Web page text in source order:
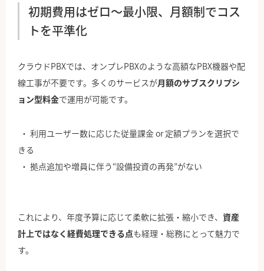
初期費用はゼロ〜最小限、月額制でコス
トを平準化
クラウドPBXでは、オンプレPBXのような高額なPBX機器や配
線工事が不要です。多くのサービスが月額のサブスクリプシ
ョン型料金で運用が可能です。
利用ユーザー数に応じた従量課金 or 定額プランを選択で
きる
拠点追加や増員に伴う“設備投資の再発”がない
これにより、年度予算に応じて柔軟に拡張・縮小でき、 資産
計上ではなく経費処理できる点も経理・総務にとって魅力で
す。